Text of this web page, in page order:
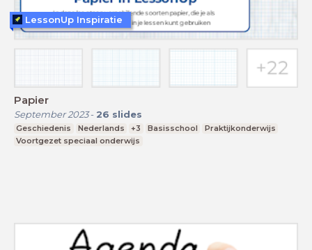
Papier
September 2023- 26 slides
Geschiedenis Nederlands +3 Basisschool
Praktijkonderwijs
Voortgezet speciaal onderwijs
LessonUp Inspiratie